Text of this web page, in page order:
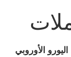
اليورو الأوروبي